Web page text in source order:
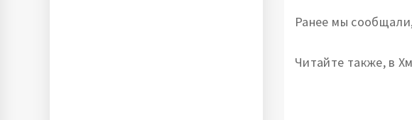
Ранее мы
Читайте также, в